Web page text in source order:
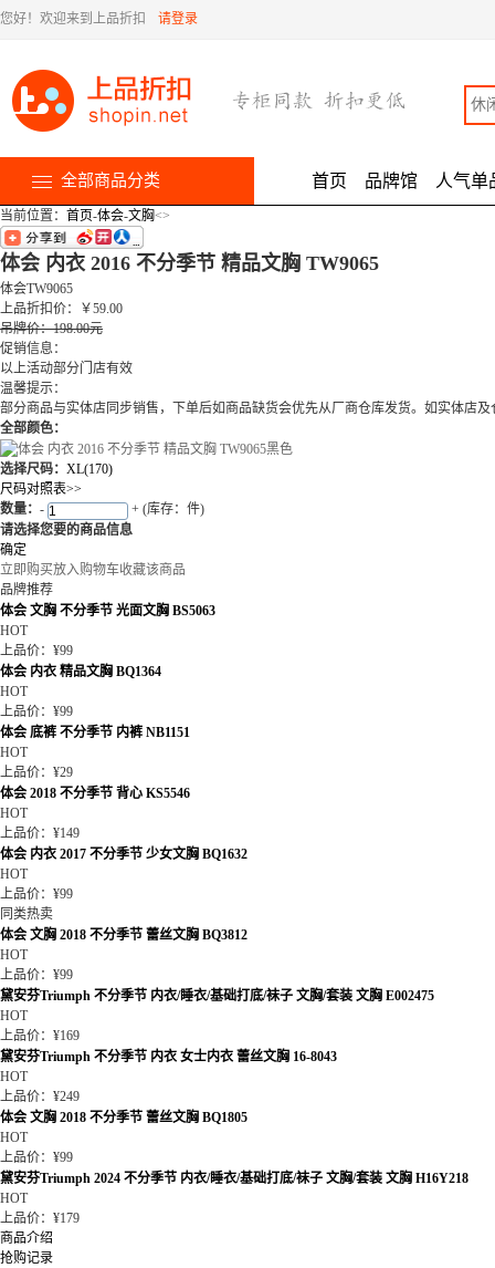
您好！欢迎来到上品折扣 请登录
全部商品分类 首页 品牌馆 人气单
当前位置： 首页-体会-文胸<>
体会 内衣 2016 不分季节 精品文胸 TW9065
体会TW9065
上品折扣价： ￥59.00
吊牌价：198.00元
促销信息：
以上活动部分门店有效
温馨提示：
部分商品与实体店同步销售，下单后如商品缺货会优先从厂商仓库发货。如实体店
全部颜色：
选择尺码： XL(170)
尺码对照表>>
数量： - + (库存：件)
请选择您要的商品信息
确定
立即购买放入购物车收藏该商品
品牌推荐
体会 文胸 不分季节 光面文胸 BS5063
HOT
上品价：¥99
体会 内衣 精品文胸 BQ1364
HOT
上品价：¥99
体会 底裤 不分季节 内裤 NB1151
HOT
上品价：¥29
体会 2018 不分季节 背心 KS5546
HOT
上品价：¥149
体会 内衣 2017 不分季节 少女文胸 BQ1632
HOT
上品价：¥99
同类热卖
体会 文胸 2018 不分季节 蕾丝文胸 BQ3812
HOT
上品价：¥99
黛安芬Triumph 不分季节 内衣/睡衣/基础打底/袜子 文胸/套装 文胸 E002475
HOT
上品价：¥169
黛安芬Triumph 不分季节 内衣 女士内衣 蕾丝文胸 16-8043
HOT
上品价：¥249
体会 文胸 2018 不分季节 蕾丝文胸 BQ1805
HOT
上品价：¥99
黛安芬Triumph 2024 不分季节 内衣/睡衣/基础打底/袜子 文胸/套装 文胸 H16Y218
HOT
上品价：¥179
商品介绍
抢购记录